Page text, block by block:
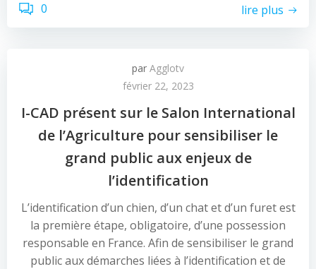
0 lire plus
par Agglotv
février 22, 2023
I-CAD présent sur le Salon International
de l’Agriculture pour sensibiliser le
grand public aux enjeux de
l’identification
L’identification d’un chien, d’un chat et d’un furet est
la première étape, obligatoire, d’une possession
responsable en France. Afin de sensibiliser le grand
public aux démarches liées à l’identification et de